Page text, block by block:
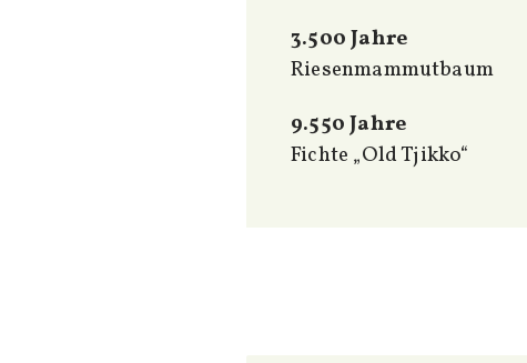
3.500 Jahre
Riesenmammutbaum
9.550 Jahre
Fichte „Old Tjikko“